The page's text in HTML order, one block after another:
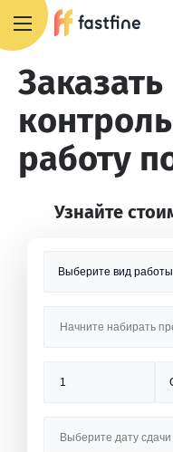
Заказать
работу
Узнайте